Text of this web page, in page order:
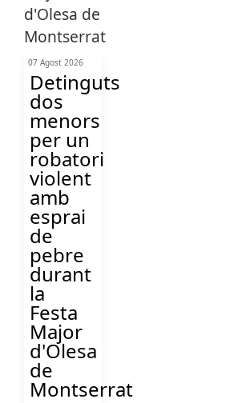
07 Agost 2026
Detinguts
dos
menors
per un
robatori
violent
amb
esprai
de
pebre
durant
la
Festa
Major
d'Olesa
de
Montserrat